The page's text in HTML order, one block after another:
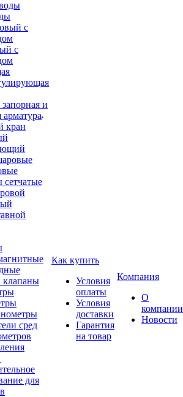
с
и
кран
сред
для
Как купить
Условия
оплаты
Условия
доставки
Гарантия
на товар
Компания
О
компании
Новости